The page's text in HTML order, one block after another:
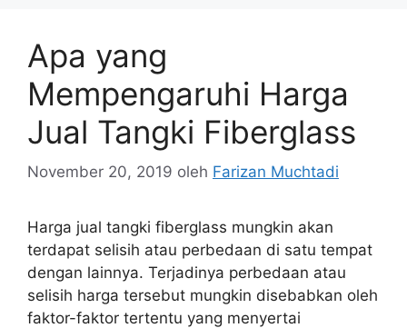
Apa yang
Mempengaruhi Harga
Jual Tangki Fiberglass
November 20, 2019 oleh Farizan Muchtadi
Harga jual tangki fiberglass mungkin akan
terdapat selisih atau perbedaan di satu tempat
dengan lainnya. Terjadinya perbedaan atau
selisih harga tersebut mungkin disebabkan oleh
faktor-faktor tertentu yang menyertai